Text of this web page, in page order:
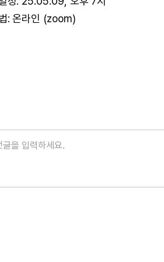
: 온라인 (zoom)